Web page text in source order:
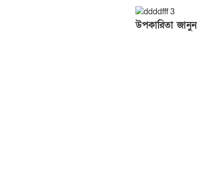
উপকারিতা জানুন